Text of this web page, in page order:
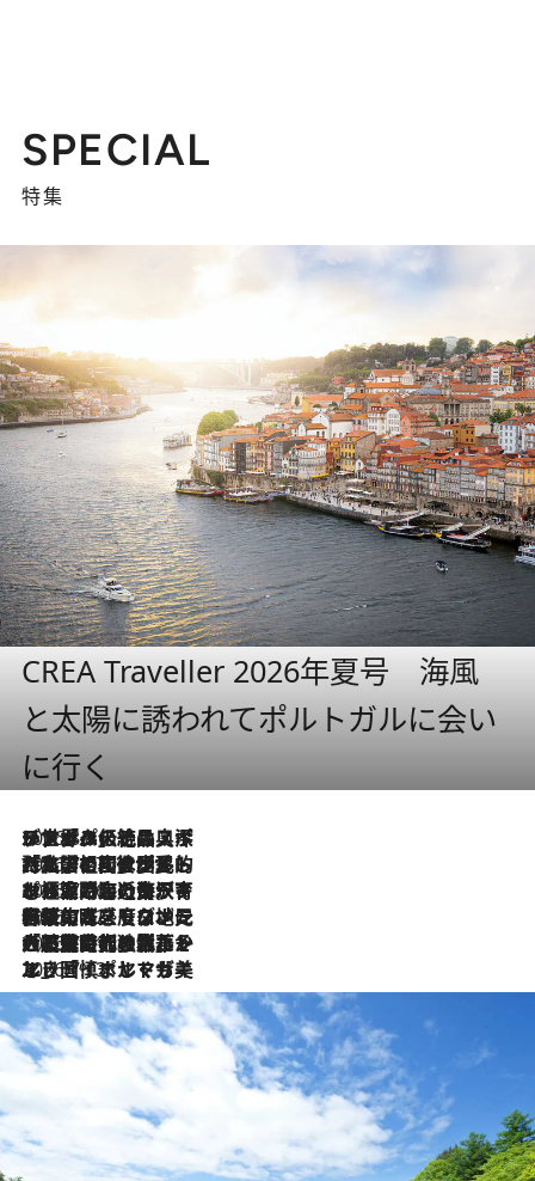
SPECIAL
特集
CREA Traveller 2026年夏号 海風
と太陽に誘われてポルトガルに会い
に行く
2026.8.8
リスボンの絶品スイーツ「パステル・デ・ナタ」とは？ポルトガル伝統の奥深い世界へ
2026.7.27
「私の祖国はポルトガル語です」国民的詩人フェルナンド・ペソアと、彼が愛した文学の街を歩く
2026.7.26
ポルトガル近海が育む極上の海の幸。キリリと冷えた白ワインと愉しむ、シーフード専門店の贅沢
2026.7.22
伝統の味をモダンに昇華。高感度な地元客が集う、リスボンの最旬ガストロノミー
2026.7.21
大航海時代の栄華から、震災、独裁、そして革命へ。ポルトガル・首都リスボンの石畳に刻まれた「歴史の光と影」
2026.7.13
エッセイ・ヤマザキマリ「慎ましくも美しき国 ポルトガル」